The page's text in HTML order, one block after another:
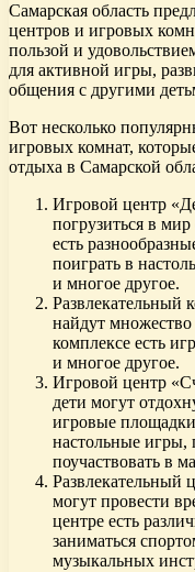
Самарская область
центров и игровых
пользой и
для активной игры,
общения с другими
Вот несколько
игровых комнат,
отдыха в Самарской
Игровой центр
погрузиться в
есть
поиграть в
и многое другое.
Развлекательный
найдут
комплексе есть
и многое другое.
Игровой центр
дети могут
игровые
настольные игры,
поучаствовать в
Развлекательный
могут провести
центре есть
заниматься
музыкальных